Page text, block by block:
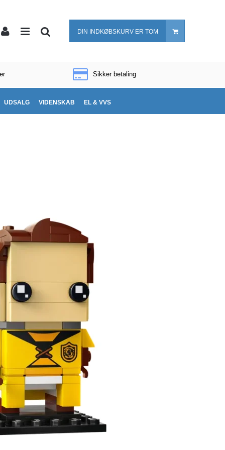
DIN INDKØBSKURV ER TOM
Sikker betaling
UDSALG VIDENSKAB EL & VVS